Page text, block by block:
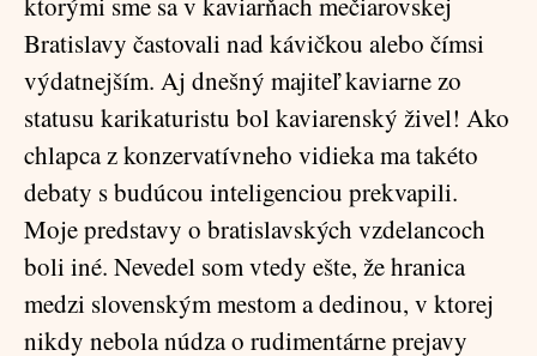
Bratislavy častovali nad kávičkou alebo čímsi
výdatnejším. Aj dnešný majiteľ kaviarne zo
statusu karikaturistu bol kaviarenský živel! Ako
chlapca z konzervatívneho vidieka ma takéto
debaty s budúcou inteligenciou prekvapili.
Moje predstavy o bratislavských vzdelancoch
boli iné. Nevedel som vtedy ešte, že hranica
medzi slovenským mestom a dedinou, v ktorej
nikdy nebola núdza o rudimentárne prejavy